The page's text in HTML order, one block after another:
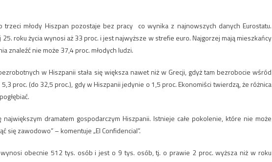
trzeci młody Hiszpan pozostaje bez pracy co wynika z najnowszych danych Eurostatu.
roku życia wynosi aż 33 proc. i jest najwyższe w strefie euro. Najgorzej mają mieszkańcy
znaleźć nie może 37,4 proc. młodych ludzi.
w Hiszpanii stała się większa nawet niż w Grecji, gdyż tam bezrobocie wśród
proc. (do 32,5 proc.), gdy w Hiszpanii jedynie o 1,5 proc. Ekonomiści twierdzą, że różnica
dramatem gospodarczym Hiszpanii. Istnieje całe pokolenie, które nie może
zawodowo” – komentuje „El Confidencial”.
obecnie 512 tys. osób i jest o 9 tys. osób, tj. o prawie 2 proc. wyższa niż w roku